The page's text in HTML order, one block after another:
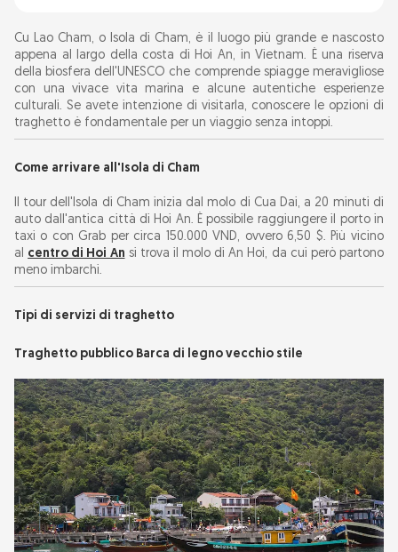
Come arrivare all'Isola di Cham
Tipi di servizi di traghetto
Traghetto pubblico Barca di legno vecchio
stile
Altro sull'isola di Cham
Cose fantastiche da vedere a Cham Island
Ricerca culturale
Consumo di frutti di mare
Consigli di viaggio
Traghetto o motoscafo: quale scegliere?
Cu Lao Cham, o Isola di Cham, è il luogo più grande e nascosto
appena al largo della costa di Hoi An, in Vietnam. È una riserva
della biosfera dell'UNESCO che comprende spiagge meravigliose
con una vivace vita marina e alcune autentiche esperienze
culturali. Se avete intenzione di visitarla, conoscere le opzioni di
traghetto è fondamentale per un viaggio senza intoppi.
Come arrivare all'Isola di Cham
Il tour dell'Isola di Cham inizia dal molo di Cua Dai, a 20 minuti di
auto dall'antica città di Hoi An. È possibile raggiungere il porto in
taxi o con Grab per circa 150.000 VND, ovvero 6,50 $. Più vicino
al centro di Hoi An si trova il molo di An Hoi, da cui però partono
meno imbarchi.
Tipi di servizi di traghetto
Traghetto pubblico Barca di legno vecchio stile